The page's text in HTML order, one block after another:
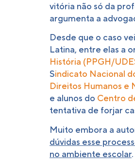
vitória não só da
argumenta a
Desde que o caso
Latina, entre elas a
História (PPGH/
Sindicato Nacional
Direitos Humanos e
e alunos do Centro
tentativa de forjar
Muito embora a
dúvidas esse
no ambiente escolar.